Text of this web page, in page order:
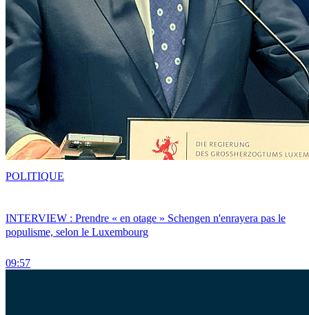
INTERVIEW : Prendre « en otage » Schengen n'enrayera pas le
populisme, selon le Luxembourg
09:57
POLITIQUE